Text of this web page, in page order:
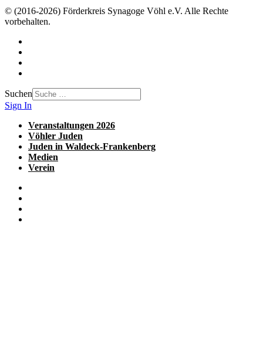
© (2016-2026) Förderkreis Synagoge Vöhl e.V. Alle Rechte
vorbehalten.
Suchen
Sign In
Veranstaltungen 2026
Vöhler Juden
Juden in Waldeck-Frankenberg
Medien
Verein